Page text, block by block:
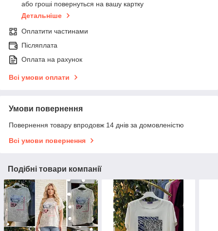
або гроші повернуться на вашу картку
Детальніше
Оплатити частинами
Післяплата
Оплата на рахунок
Всі умови оплати
Умови повернення
Повернення товару впродовж 14 днів за домовленістю
Всі умови повернення
Подібні товари компанії